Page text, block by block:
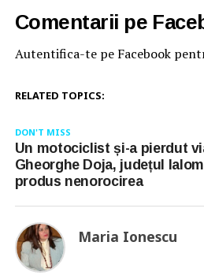
Comentarii pe
Autentifica-te pe Facebook
RELATED TOPICS:
DON'T MISS
Un motociclist și-a pierdut
Gheorghe Doja, județul
produs nenorocirea
Maria Ionescu